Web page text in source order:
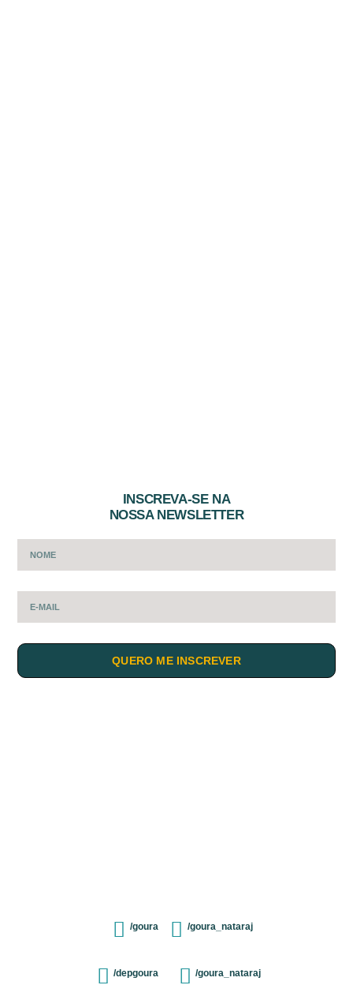
INSCREVA-SE NA
NOSSA NEWSLETTER
QUERO ME INSCREVER
/goura /goura_nataraj
/depgoura /goura_nataraj